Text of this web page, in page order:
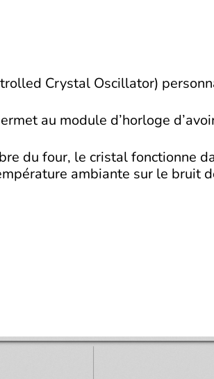
Crystal Oscillator)
au module d’horloge
du four, le cristal fonctionne
ambiante sur le bruit